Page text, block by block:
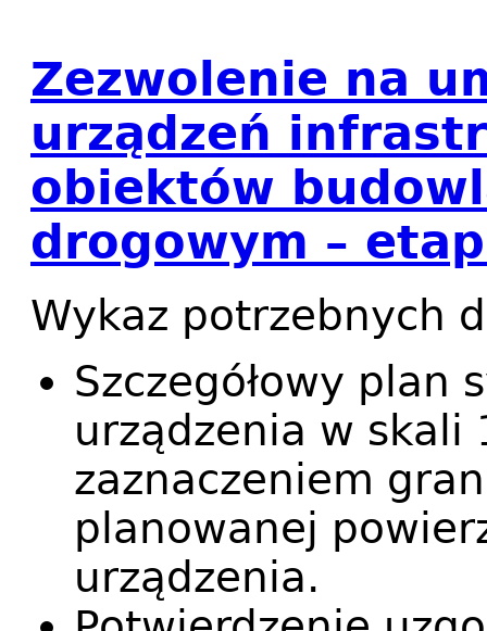
Zezwolenie na
urządzeń
obiektów
drogowym –
Wykaz potrzebnych
Szczegółowy
urządzenia w skali
zaznaczeniem
planowanej
urządzenia.